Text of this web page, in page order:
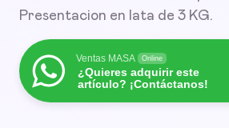
Presentacion en lata de 3 KG.
Ventas MASA Online
¿Quieres adquirir este
artículo? ¡Contáctanos!